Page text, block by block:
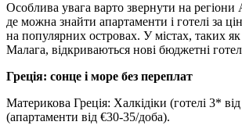
Особлива увага варто звернути на регіони
де можна знайти апартаменти і готелі за
на популярних островах. У містах, таких
Малага, відкриваються нові бюджетні
Греція: сонце і море без переплат
Материкова Греція: Халкідіки (готелі 3*
(апартаменти від €30-35/доба).